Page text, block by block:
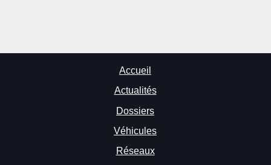
Accueil
Actualités
Dossiers
Véhicules
Réseaux